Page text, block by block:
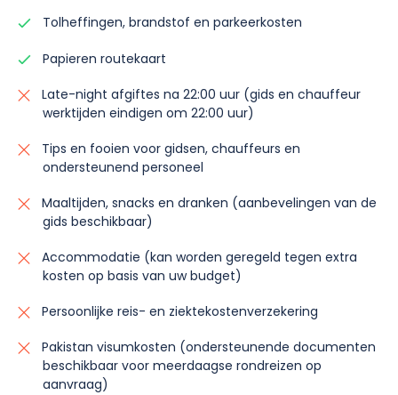
Tolheffingen, brandstof en parkeerkosten
Papieren routekaart
Late-night afgiftes na 22:00 uur (gids en chauffeur
werktijden eindigen om 22:00 uur)
Tips en fooien voor gidsen, chauffeurs en
ondersteunend personeel
Maaltijden, snacks en dranken (aanbevelingen van de
gids beschikbaar)
Accommodatie (kan worden geregeld tegen extra
kosten op basis van uw budget)
Persoonlijke reis- en ziektekostenverzekering
Pakistan visumkosten (ondersteunende documenten
beschikbaar voor meerdaagse rondreizen op
aanvraag)